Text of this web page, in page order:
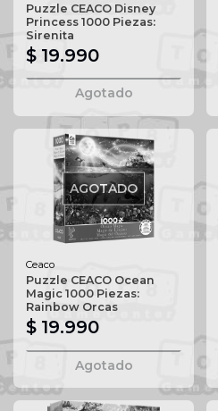
Puzzle CEACO Disney
Princess 1000 Piezas:
Sirenita
$ 19.990
Agotado
AGOTADO
Ceaco
Puzzle CEACO Ocean
Magic 1000 Piezas:
Rainbow Orcas
$ 19.990
Agotado